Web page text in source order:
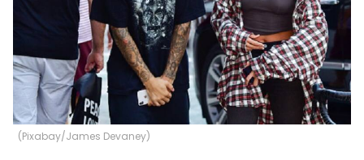
(Pixabay/James Devaney)